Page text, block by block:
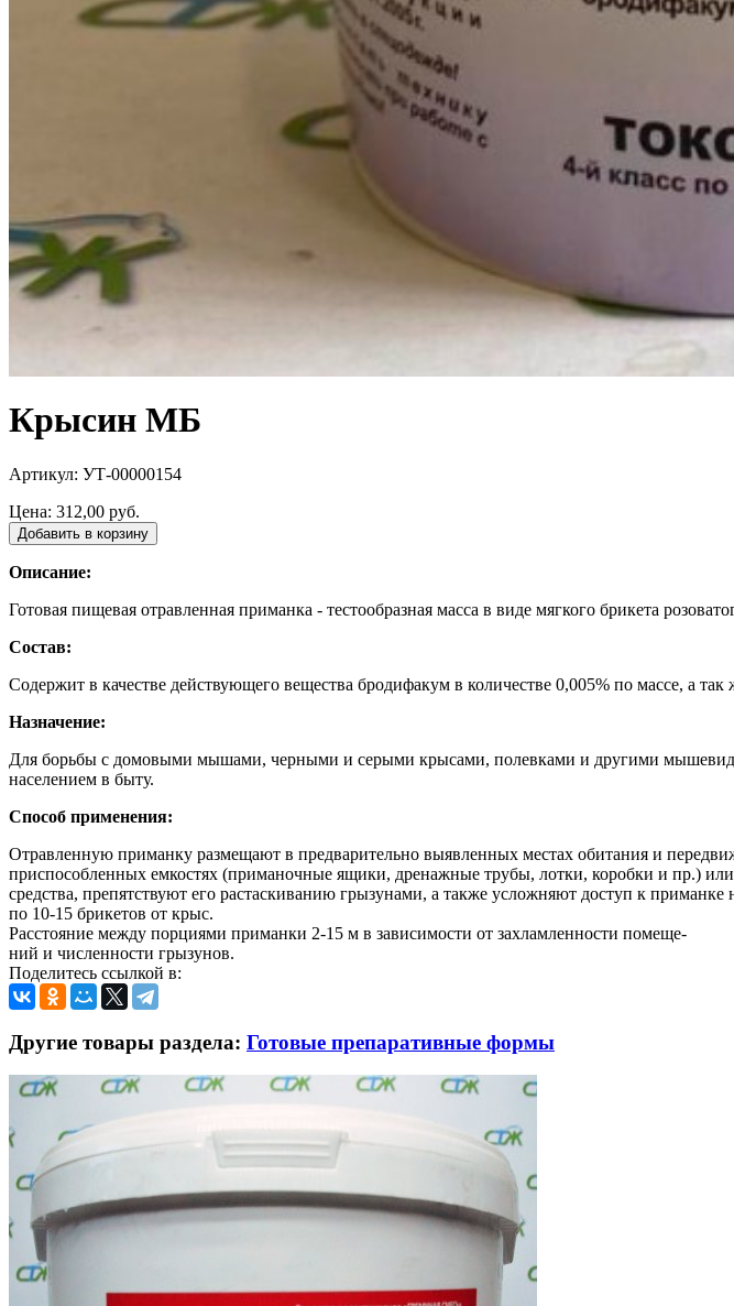
Крысин МБ
Артикул: УТ-00000154
Цена: 312,00 руб.
Добавить в корзину
Описание:
Готовая пищевая отравленная приманка - тестообразная масса в виде мягкого брикета
Состав:
Содержит в качестве действующего вещества бродифакум в количестве 0,005% по массе, а так
Назначение:
Для борьбы с домовыми мышами, черными и серыми крысами, полевками и другими
населением в быту.
Способ применения:
Отравленную приманку размещают в предварительно выявленных местах обитания и
приспособленных емкостях (приманочные ящики, дренажные трубы, лотки, коробки и пр.)
средства, препятствуют его растаскиванию грызунами, а также усложняют доступ к
по 10-15 брикетов от крыс.
Расстояние между порциями приманки 2-15 м в зависимости от захламленности помеще-
ний и численности грызунов.
Поделитесь ссылкой в:
Другие товары раздела: Готовые препаративные формы